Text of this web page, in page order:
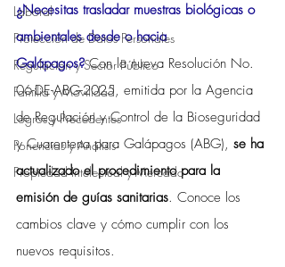
Laboral
Protección de Datos Personales
Regulación y Sector Público
Familia y Movilidad
Logros y Precedentes
Ponencias y Análisis
Propiedad Intelectual y Mercado
¿Necesitas trasladar muestras biológicas o
ambientales desde o hacia
Galápagos? Con la nueva Resolución No.
06-DE-ABG-2025, emitida por la Agencia
de Regulación y Control de la Bioseguridad
y Cuarentena para Galápagos (ABG), se ha
actualizado el procedimiento para la
emisión de guías sanitarias. Conoce los
cambios clave y cómo cumplir con los
nuevos requisitos.